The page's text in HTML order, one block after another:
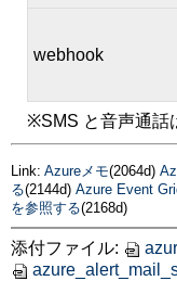
webhook
※SMS と音声通話
Link: Azureメモ(2064d)
る(2144d) Azure Event
を参照する(2168d)
添付ファイル: